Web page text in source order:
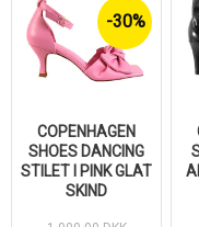
COPENHAGEN
SHOES DANCING
STILET I PINK GLAT
SKIND
-30%